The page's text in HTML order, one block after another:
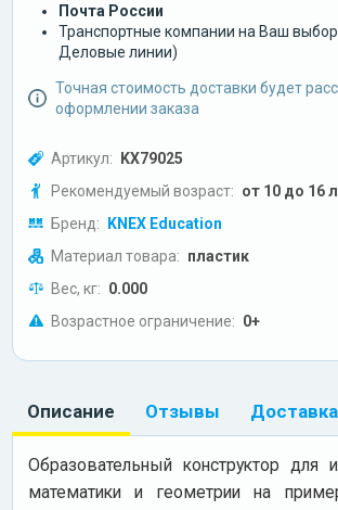
Почта России
Транспортные компании на Ваш
Деловые линии)
Точная стоимость доставки будет
оформлении заказа
Артикул: KX79025
Рекомендуемый возраст: от 10 до 16
Бренд: KNEX Education
Материал товара: пластик
Вес, кг: 0.000
Возрастное ограничение: 0+
Описание Отзывы Доставка
Образовательный конструктор для
математики и геометрии на